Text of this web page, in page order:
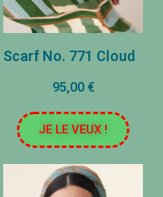
Scarf No. 771 Cloud
95,00 €
JE LE VEUX !